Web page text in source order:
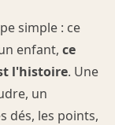
simple : ce
enfant, ce
l'histoire. Une
un
dés, les points,